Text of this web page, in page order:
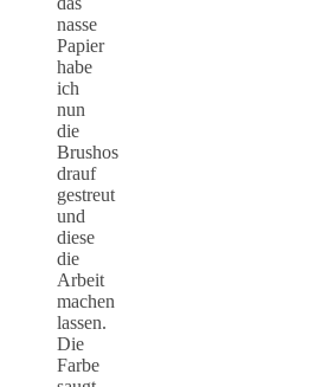
nasse
Papier
habe
ich
nun
die
Brushos
drauf
gestreut
und
diese
die
Arbeit
machen
lassen.
Die
Farbe